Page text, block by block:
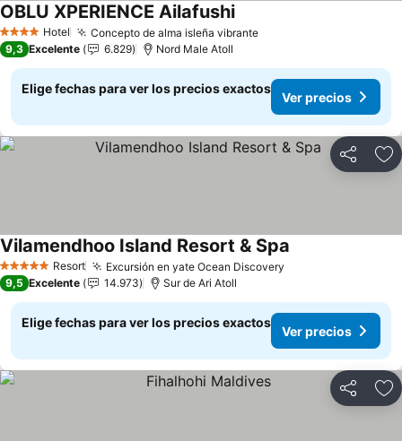
4 EstrellasHotel Concepto de alma isleña vibranteVer precios
OBLU XPERIENCE AilafushiVer precios
9,3 Excelente 6.829 Nord Male Atoll
Elige fechas para ver los precios exactos
Ver precios
Compartir
5 Estrellas Resort Excursión en yate Ocean Discovery
Vilamendhoo Island Resort & Spa
9,5 Excelente 14.973 Sur de Ari Atoll
Elige fechas para ver los precios exactos
Ver precios
Compartir